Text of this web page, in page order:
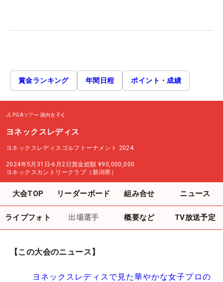
賞金ランキング 年間日程 ポイント・成績
JLPGAツアー 国内女子
ヨネックスレディス
ヨネックスレディスゴルフトーナメント 2024
2024年5月31日-6月2日賞金総額 ¥90,000,000
ヨネックスカントリークラブ（新潟県）
大会TOP リーダーボード 組み合せ ニュース
ライブフォト 出場選手 概要など TV放送予定
【この大会のニュース】
ヨネックスレディスで見た華やかな女子プロの